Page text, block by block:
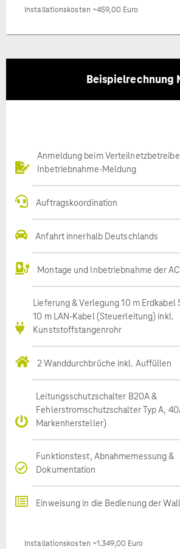
Installationskosten ~459,00 Euro
Beispielrechnung
Anmeldung beim
Inbetriebnahme-Meldung
Auftragskoordination
Anfahrt innerhalb Deutschlands
Montage und Inbetriebnahme der
Lieferung & Verlegung 10 m Erdkabel
10 m LAN-Kabel (Steuerleitung) inkl.
Kunststoffstangenrohr
2 Wanddurchbrüche inkl. Auffüllen
Leitungsschutzschalter B20A &
Fehlerstromschutzschalter Typ A,
Markenhersteller)
Funktionstest, Abnahmemessung &
Dokumentation
Einweisung in die Bedienung der
Installationskosten ~1.349,00 Euro